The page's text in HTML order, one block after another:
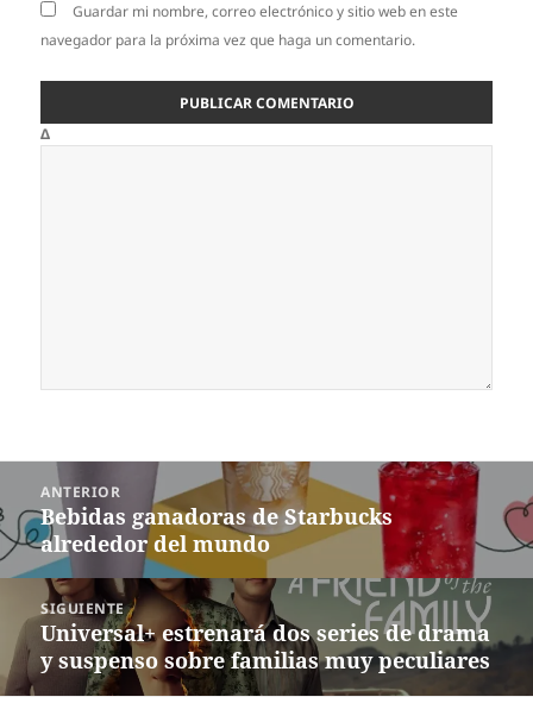
Guardar mi nombre, correo electrónico y sitio web en este
navegador para la próxima vez que haga un comentario.
Δ
Navegación
de
entradas
ANTERIOR
Entrada
anterior:
Bebidas ganadoras de Starbucks
alrededor del mundo
SIGUIENTE
Siguiente
entrada:
Universal+ estrenará dos series de drama
y suspenso sobre familias muy peculiares